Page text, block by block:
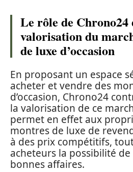
Le rôle de Chrono24
valorisation du
de luxe d’occasion
En proposant un espace
acheter et vendre des
d’occasion, Chrono24
la valorisation de ce
permet en effet aux
montres de luxe de
à des prix compétitifs,
acheteurs la possibilité
bonnes affaires.